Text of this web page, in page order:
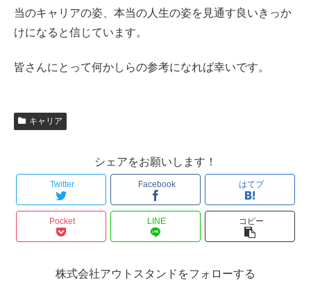
当のキャリアの姿、本当の人生の姿を見通す良いきっか
けになると信じています。
皆さんにとって何かしらの参考になれば幸いです。
キャリア
シェアをお願いします！
Twitter Facebook はてブ
Pocket LINE コピー
株式会社アウトスタンドをフォローする